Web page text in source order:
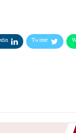
Twitter